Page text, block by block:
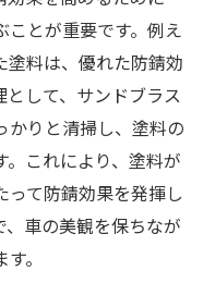
とが重要です。例え
塗料は、優れた防錆効
して、サンドブラス
かりと清掃し、塗料の
これにより、塗料が
って防錆効果を発揮し
、車の美観を保ちなが
。